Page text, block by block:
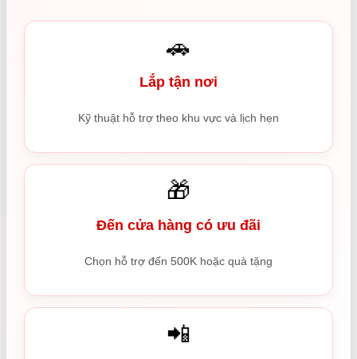
🚗
Lắp tận nơi
Kỹ thuật hỗ trợ theo khu vực và lịch hẹn
🎁
Đến cửa hàng có ưu đãi
Chọn hỗ trợ đến 500K hoặc quà tặng
📲